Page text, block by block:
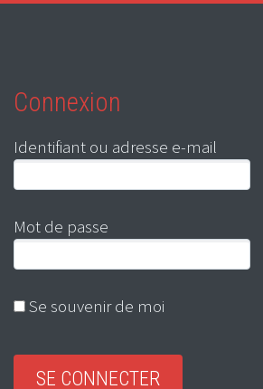
Connexion
Identifiant ou adresse e-mail
Mot de passe
Se souvenir de moi